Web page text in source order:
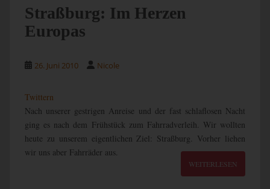
Straßburg: Im Herzen
Europas
26. Juni 2010 Nicole
Twittern
Nach unserer gestrigen Anreise und der fast schlaflosen Nacht
ging es nach dem Frühstück zum Fahrradverleih. Wir wollten
heute zu unserem eigentlichen Ziel: Straßburg. Vorher liehen
wir uns aber Fahrräder aus.
WEITERLESEN